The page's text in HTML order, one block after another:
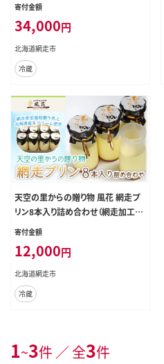
寄付金額
34,000円
北海道網走市
冷蔵
天空の里からの贈り物 風花 網走プ
リン8本入り詰め合わせ（網走加工）
ABZ002
寄付金額
12,000円
北海道網走市
冷蔵
1~3件 ／ 全3件